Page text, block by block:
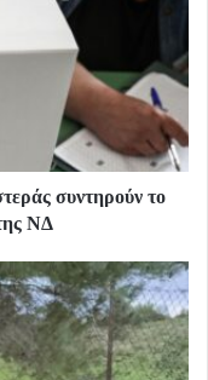
συντηρούν το
ΝΔ